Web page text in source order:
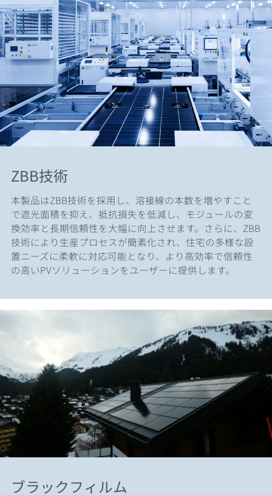
ZBB技術
本製品はZBB技術を採用し、溶接線の本数を増やすこと
で遮光面積を抑え、抵抗損失を低減し、モジュールの変
換効率と長期信頼性を大幅に向上させます。さらに、ZBB
技術により生産プロセスが簡素化され、住宅の多様な設
置ニーズに柔軟に対応可能となり、より高効率で信頼性
の高いPVソリューションをユーザーに提供します。
ブラックフィルム